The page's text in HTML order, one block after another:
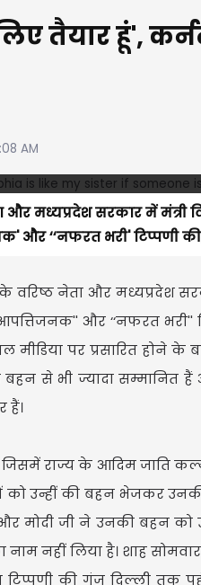
तैयार हूं',
AM
और मध्यप्रदेश सरकार में
और ‘‘नफरत भरी' टिप्पणी
के वरिष्ठ नेता और मध्यप्रदेश
और ‘‘नफरत भरी''
मीडिया पर प्रसारित
से भी ज्यादा सम्मानित
हैं।
जिसमें राज्य के आदिम जाति
को उन्हीं की बहन भेजकर
और मोदी जी ने उनकी बहन
नाम नहीं लिया है। शाह
की गूंज दिल्ली तक